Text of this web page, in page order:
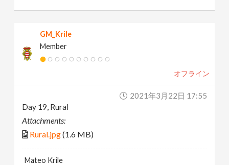
GM_Krile
Member
オフライン
2021年3月22日 17:55
Day 19, Rural
Attachments:
Rural.jpg(1.6 MB)
Mateo Krile